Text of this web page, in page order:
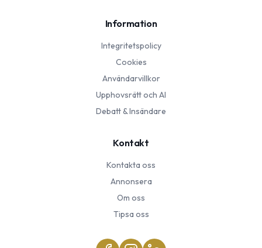
Information
Integritetspolicy
Cookies
Användarvillkor
Upphovsrätt och AI
Debatt & Insändare
Kontakt
Kontakta oss
Annonsera
Om oss
Tipsa oss